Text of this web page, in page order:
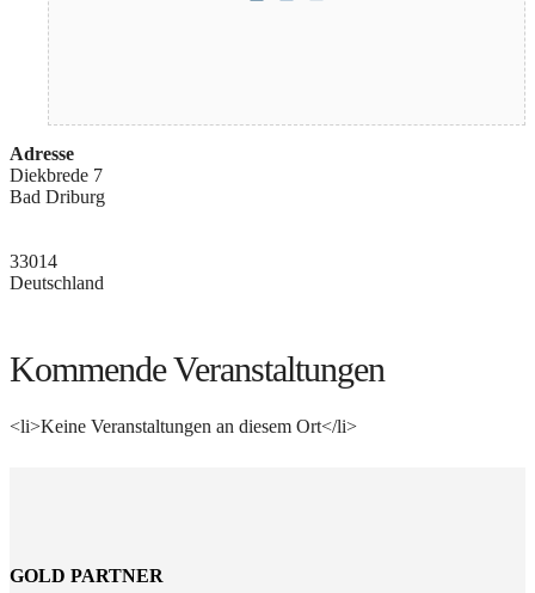
Adresse
Diekbrede 7
Bad Driburg
33014
Deutschland
Kommende Veranstaltungen
<li>Keine Veranstaltungen an diesem Ort</li>
GOLD PARTNER